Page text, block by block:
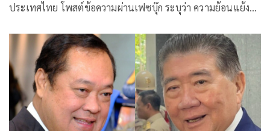
ประเทศไทย โพสต์ข้อความผ่านเฟซบุ๊ก ระบุว่า ความย้อนแย้ง